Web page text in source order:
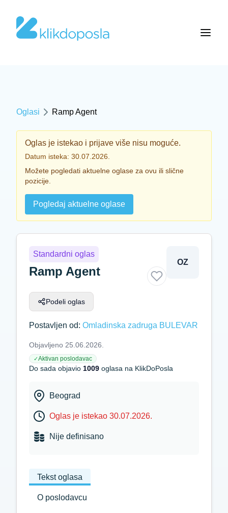
Oglasi Ramp Agent
Oglas je istekao i prijave više nisu moguće.
Datum isteka: 30.07.2026.
Možete pogledati aktuelne oglase za ovu ili slične
pozicije.
Pogledaj aktuelne oglase
Standardni oglas
Ramp Agent
Podeli oglas
OZ
Postavljen od: Omladinska zadruga BULEVAR
Objavljeno 25.06.2026.
✓Aktivan poslodavac
Do sada objavio 1009 oglasa na KlikDoPosla
Beograd
Oglas je istekao 30.07.2026.
Nije definisano
Tekst oglasa
O poslodavcu